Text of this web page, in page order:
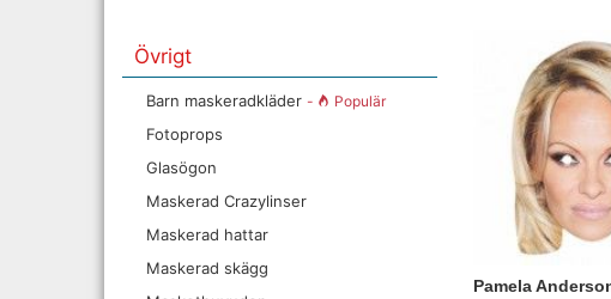
Övrigt
Barn maskeradkläder - Populär
Fotoprops
Glasögon
Maskerad Crazylinser
Maskerad hattar
Maskerad skägg
Pamela